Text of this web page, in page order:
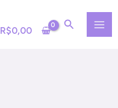
R$0,00